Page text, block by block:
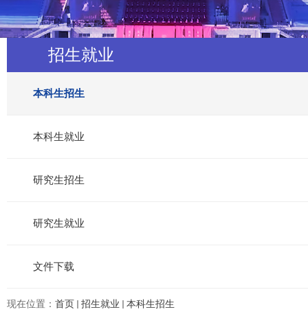
招生就业
本科生招生
本科生就业
研究生招生
研究生就业
文件下载
现在位置： 首页 招生就业 本科生招生